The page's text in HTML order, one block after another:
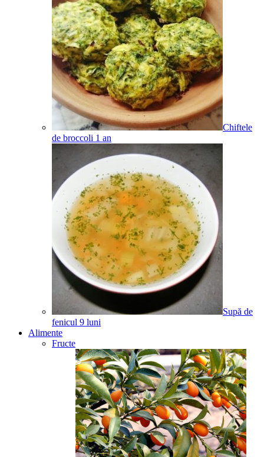
Chiftele
de broccoli 1 an
Supă de
fenicul 9 luni
Alimente
Fructe